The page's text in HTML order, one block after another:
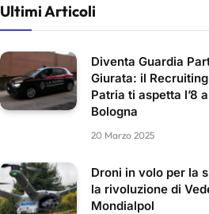
Ultimi Articoli
Diventa Guardia
Giurata: il
Patria ti aspetta l’8
Bologna
20 Marzo 2025
Droni in volo per la
la rivoluzione di
Mondialpol